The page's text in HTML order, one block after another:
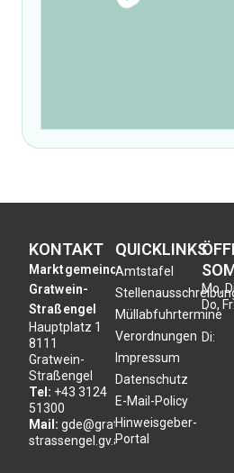
KONTAKT
Marktgemeinde
Gratwein-
Straßengel
Hauptplatz 1
8111
Gratwein-
Straßengel
Tel: +43 3124
51300
Mail: gde@gratwein-
strassengel.gv.at
QUICKLINKS
Amtstafel
Müllabfuhrtermine
Verordnungen
Impressum
Datenschutz
E-Mail-Policy
Hinweisgeber-
Portal
Mo,
Do,
Di: